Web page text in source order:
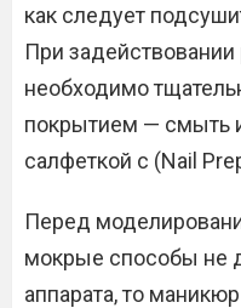
как следует
При
необходимо
покрытием — смыть
салфеткой с (Nail
Перед
мокрые способы не
аппарата, то